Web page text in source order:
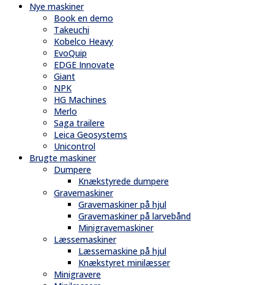
Nye maskiner
Book en demo
Takeuchi
Kobelco Heavy
EvoQuip
EDGE Innovate
Giant
NPK
HG Machines
Merlo
Saga trailere
Leica Geosystems
Unicontrol
Brugte maskiner
Dumpere
Knækstyrede dumpere
Gravemaskiner
Gravemaskiner på hjul
Gravemaskiner på larvebånd
Minigravemaskiner
Læssemaskiner
Læssemaskine på hjul
Knækstyret minilæsser
Minigravere